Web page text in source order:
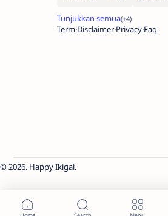
Term Disclaimer Privacy Faq
2026. Happy Ikigai.